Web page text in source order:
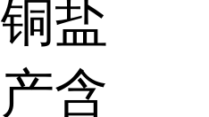
盐
含